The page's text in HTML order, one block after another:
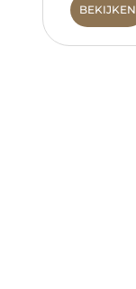
BEKIJKEN